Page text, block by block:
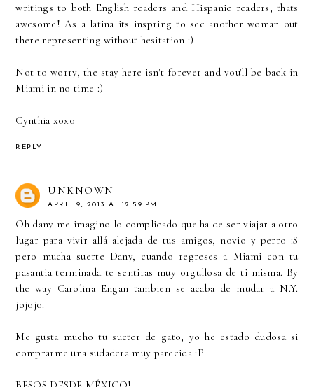
writings to both English readers and Hispanic readers, thats
awesome! As a latina its inspring to see another woman out
there representing without hesitation :)
Not to worry, the stay here isn't forever and you'll be back in
Miami in no time :)
Cynthia xoxo
REPLY
UNKNOWN
APRIL 9, 2013 AT 12:59 PM
Oh dany me imagino lo complicado que ha de ser viajar a otro
lugar para vivir allá alejada de tus amigos, novio y perro :S
pero mucha suerte Dany, cuando regreses a Miami con tu
pasantia terminada te sentiras muy orgullosa de ti misma. By
the way Carolina Engan tambien se acaba de mudar a N.Y.
jojojo.
Me gusta mucho tu sueter de gato, yo he estado dudosa si
comprarme una sudadera muy parecida :P